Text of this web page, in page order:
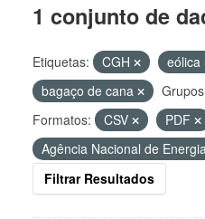
1 conjunto de
Etiquetas: CGH eólica
bagaço de cana
Formatos:
CSV PDF
Agência Nacional de
Filtrar Resultados